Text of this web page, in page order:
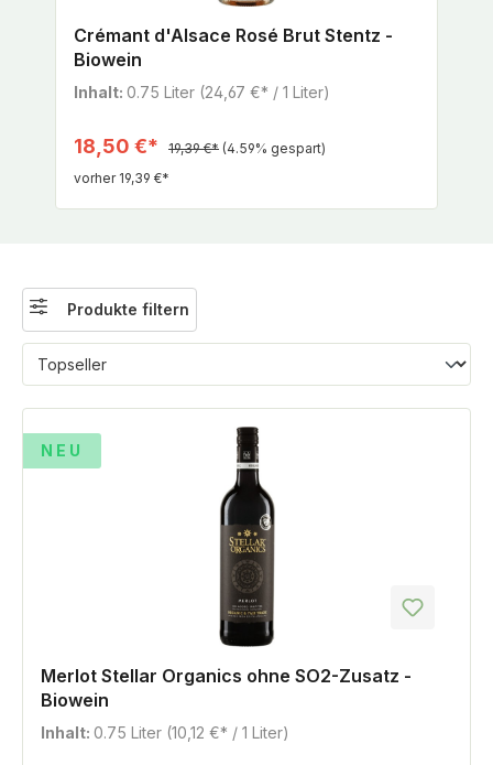
Crémant d'Alsace Rosé Brut Stentz -
Biowein
Inhalt: 0.75 Liter (24,67 €* / 1 Liter)
18,50 €* 19,39 €* (4.59% gespart)
vorher 19,39 €*
Produkte filtern
NEU
Merlot Stellar Organics ohne SO2-Zusatz -
Biowein
Inhalt: 0.75 Liter (10,12 €* / 1 Liter)